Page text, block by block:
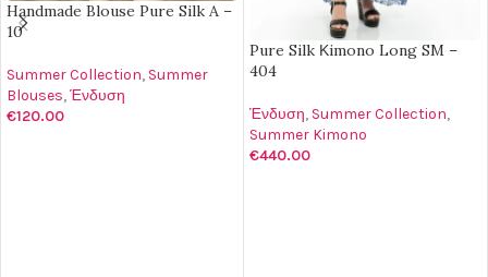
Handmade Blouse Pure Silk A –
10
Summer Collection, Summer
Blouses,Ένδυση
€120.00
Pure Silk Κimono Long SM –
404
Ένδυση, Summer Collection,
Summer Kimono
€440.00